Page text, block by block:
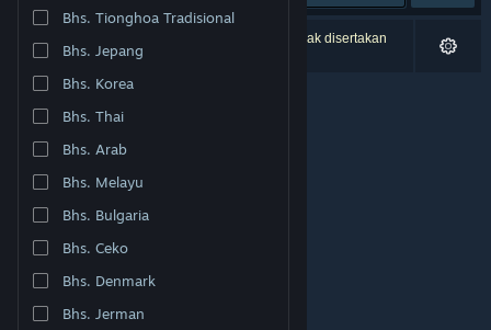
Ubah bahasa
Dapatkan Aplikasi Seluler Steam
Lihat situs web desktop
Bhs. Tionghoa Tradisional
Bhs. Jepang
Bhs. Korea
Bhs. Thai
Bhs. Arab
Bhs. Melayu
Bhs. Bulgaria
Bhs. Ceko
Bhs. Denmark
Bhs. Jerman
0 hasil cocok dengan pencarianmu. 1 produk tidak disertakan
berdasarkan preferensimu.